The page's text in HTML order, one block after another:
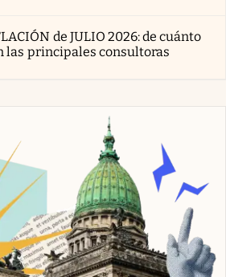
de JULIO 2026: de cuánto
las principales consultoras